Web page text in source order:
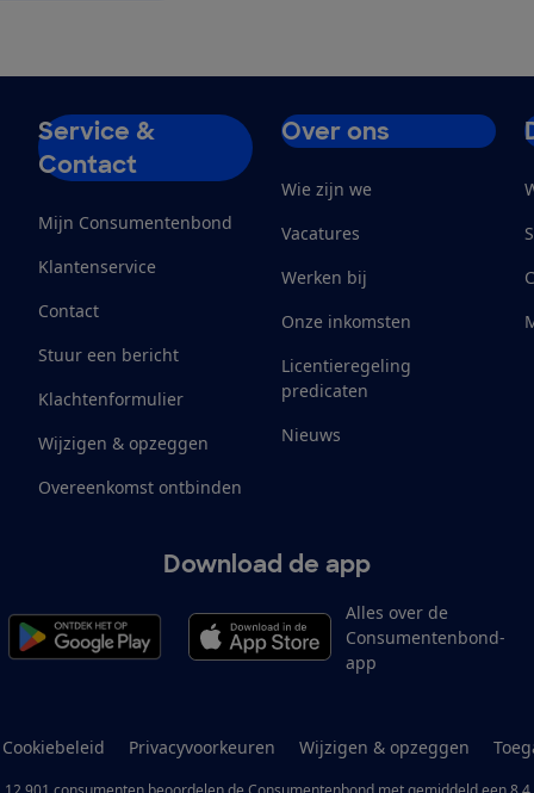
Service &
Contact
Mijn Consumentenbond
Klantenservice
Contact
Stuur een bericht
Klachtenformulier
Wijzigen & opzeggen
Overeenkomst ontbinden
Over ons
Wie zijn we
Vacatures
Werken bij
Onze inkomsten
Licentieregeling
predicaten
Nieuws
Download de app
Alles over de
Consumentenbond-
app
Cookiebeleid Privacyvoorkeuren Wijzigen & opzeggen